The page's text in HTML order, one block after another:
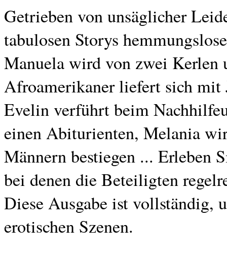
Getrieben von unsäglicher
tabulosen Storys
Manuela wird von zwei Kerlen
Afroamerikaner liefert sich mit
Evelin verführt beim
einen Abiturienten, Melania
Männern bestiegen ... Erleben
bei denen die Beteiligten
Diese Ausgabe ist vollständig,
erotischen Szenen.